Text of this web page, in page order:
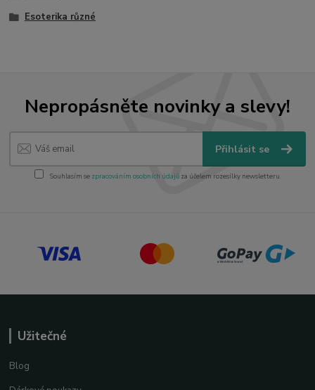
Esoterika různé
Nepropásněte novinky a slevy!
Přihlásit se
Souhlasím se zpracováním osobních údajůza účelem rozesílky newsletteru.
Užitečné
Blog